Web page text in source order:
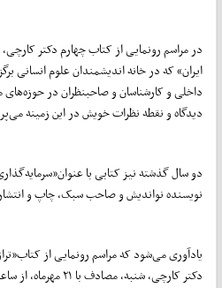
در مراسم رونمایی از کتاب چهارم دکتر کارچی،
ایران» که در خانه‌ اندیشمندان علوم انسانی
داخلی و کارشناسان و صاحبنظران در
دیدگاه و نقطه نظرات خویش در این زمینه
دو سال گذشته نیز کتابی با
نویسنده نو‌اندیش و صاحب سبک، چاپ و
یادآوری می‌شود که مراسم رونمایی از